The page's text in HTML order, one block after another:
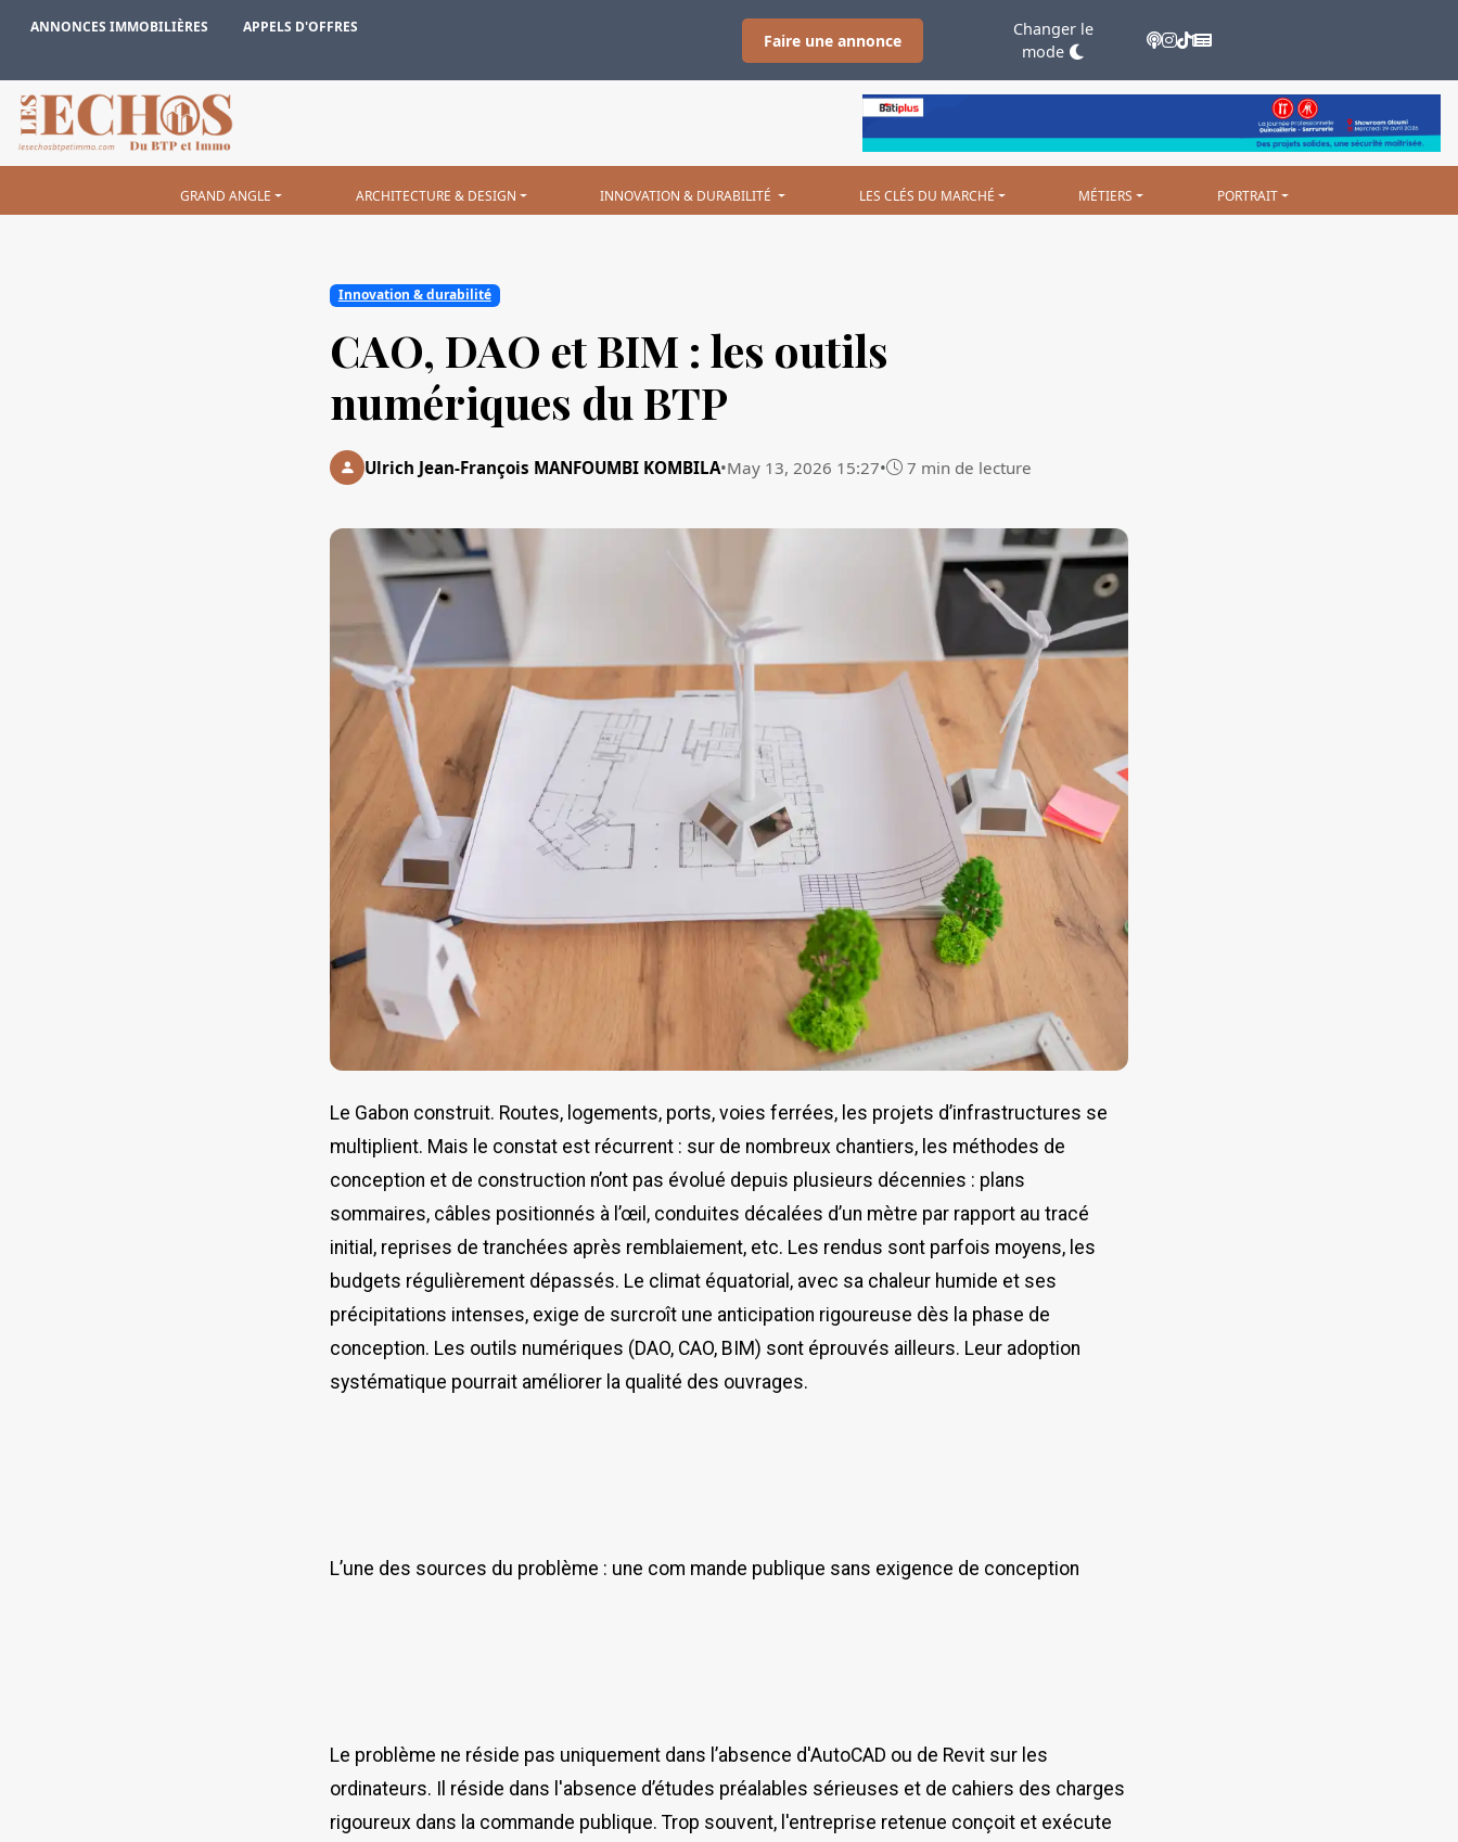
ANNONCES IMMOBILIÈRES APPELS D'OFFRES
Faire une annonce
Changer le
mode
GRAND ANGLE ARCHITECTURE & DESIGN INNOVATION & DURABILITÉ LES CLÉS DU MARCHÉ MÉTIERS PORTRAIT
Innovation & durabilité
CAO, DAO et BIM : les outils
numériques du BTP
Ulrich Jean-François MANFOUMBI KOMBILA•May 13, 2026 15:27• 7 min de lecture
Le Gabon construit. Routes, logements, ports, voies ferrées, les projets d’infrastructures se
multiplient. Mais le constat est récurrent : sur de nombreux chantiers, les méthodes de
conception et de construction n’ont pas évolué depuis plusieurs décennies : plans
sommaires, câbles positionnés à l’œil, conduites décalées d’un mètre par rapport au tracé
initial, reprises de tranchées après remblaiement, etc. Les rendus sont parfois moyens, les
budgets régulièrement dépassés. Le climat équatorial, avec sa chaleur humide et ses
précipitations intenses, exige de surcroît une anticipation rigoureuse dès la phase de
conception. Les outils numériques (DAO, CAO, BIM) sont éprouvés ailleurs. Leur adoption
systématique pourrait améliorer la qualité des ouvrages.
L’une des sources du problème : une com mande publique sans exigence de conception
Le problème ne réside pas uniquement dans l’absence d'AutoCAD ou de Revit sur les
ordinateurs. Il réside dans l'absence d’études préalables sérieuses et de cahiers des charges
rigoureux dans la commande publique. Trop souvent, l'entreprise retenue conçoit et exécute